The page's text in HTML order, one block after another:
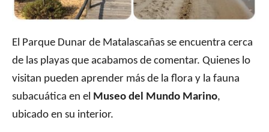
El Parque Dunar de Matalascañas se encuentra cerca
de las playas que acabamos de comentar. Quienes lo
visitan pueden aprender más de la flora y la fauna
subacuática en el Museo del Mundo Marino,
ubicado en su interior.